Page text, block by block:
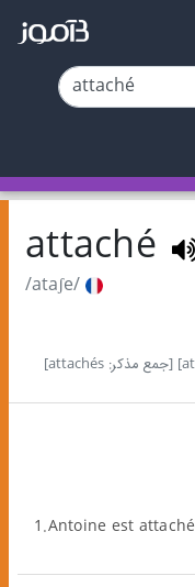
attaché
/ataʃe/
[جمع مذکر: attachés]
1.Antoine est